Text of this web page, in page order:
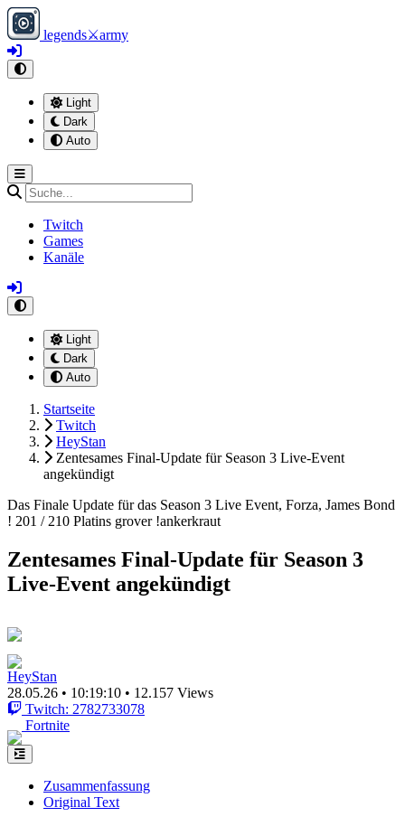
legends⚔army
Light
Dark
Auto
Twitch
Games
Kanäle
Light
Dark
Auto
Startseite
Twitch
HeyStan
Zentesames Final-Update für Season 3 Live-Event
angekündigt
Das Finale Update für das Season 3 Live Event, Forza, James Bond
! 201 / 210 Platins grover !ankerkraut
Zentesames Final-Update für Season 3
Live-Event angekündigt
HeyStan
28.05.26 • 10:19:10 • 12.157 Views
Twitch: 2782733078
Fortnite
Zusammenfassung
Original Text